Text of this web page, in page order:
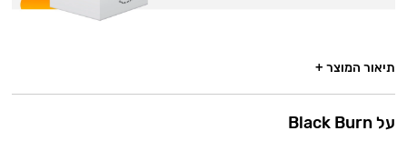
תיאור המוצר +
על Black Burn